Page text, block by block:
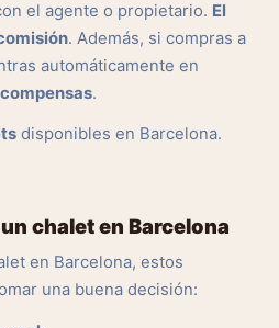
el agente o propietario. El
. Además, si compras a
automáticamente en
.
disponibles en Barcelona.
chalet en Barcelona
en Barcelona, estos
una buena decisión: